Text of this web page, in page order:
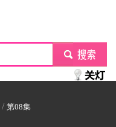
submit
/ 第08集